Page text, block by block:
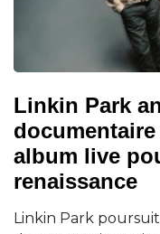
Linkin Park
album live
renaissance
Linkin Park